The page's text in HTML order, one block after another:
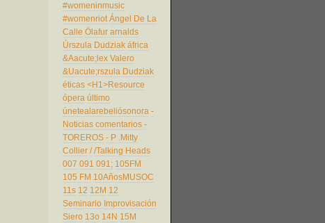
#womeninmusic
#womenriot Ángel De La
Calle Ölafur arnalds
Úrszula Dudziak áfrica
&Aacute;lex Valero
&Uacute;rszula Dudziak
éticas <H1>Resource
ópera último
únetealarebeliósonora -
Noticias comentarios -
TOREROS - P .Mitty
Collier / /Talking Heads
007 091 091; 105FM
105 FM 10AñosMUSOC
11s 12 12M 12
Seminario Improvisación
Siero 13o 14N 15M